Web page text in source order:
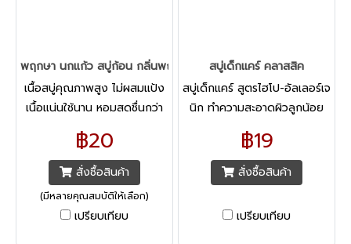
พฤกษา นกแก้ว สบู่ก้อน กลิ่นพฤกษานานาพรรณ 70กรัม x 4 ก้อน
เนื้อสบู่คุณภาพสูง ไม่ผสมแป้ง
เนื้อแน่นใช้นาน หอมสดชื่นกว่า
ด้วยกลิ่นพฤกษานานาพรรณ
เพื่อผิวสะอาด หอมสดชื่นติดทน
นาน ให้คุณรู้สึกสดชื่น
฿20
สั่งซื้อสินค้า
(มีหลายคุณสมบัติให้เลือก)
เปรียบเทียบ
สบู่เด็กแคร์ คลาสสิค
สบู่เด็กแคร์ สูตรไฮโป-อัลเลอร์เจ
นิก ทำความสะอาดผิวลูกน้อย
อย่างอ่อนโยน ผ่านการทดสอบ
ไฮโป-อัลเลอร์เจนิก ทางการ
แพทย์
฿19
สั่งซื้อสินค้า
เปรียบเทียบ